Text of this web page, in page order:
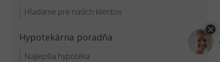
Hľadáme pre naších klientov
Hypotekárna poradňa
Najlepšia hypotéka